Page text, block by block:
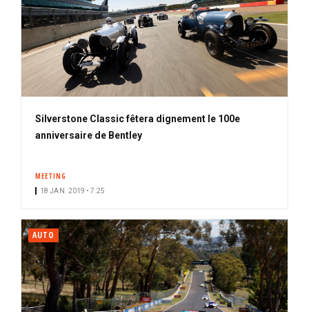
Silverstone Classic fêtera dignement le 100e
anniversaire de Bentley
MEETING
18 JAN. 2019 • 7:25
AUTO